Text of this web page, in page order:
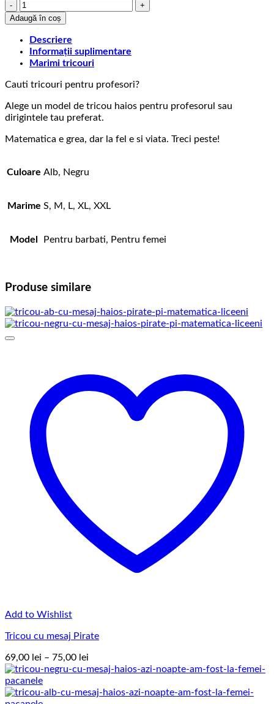
Cantitate
Tricou
cu
Mesaj
Matematica
e
Adaugă în coș
Descriere
Informații suplimentare
Marimi tricouri
Cauti tricouri pentru profesori?
Alege un model de tricou haios pentru profesorul sau
dirigintele tau preferat.
Matematica e grea, dar la fel e si viata. Treci peste!
Culoare Alb, Negru
Marime S, M, L, XL, XXL
Model Pentru barbati, Pentru femei
Produse similare
Add to Wishlist
Tricou cu mesaj Pirate
69,00 lei – 75,00 lei
de
69,00 lei